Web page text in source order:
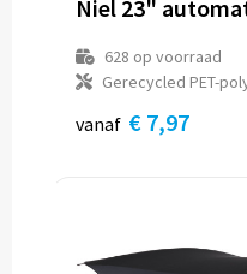
628 op voorraad
Gerecycled PET-
vanaf € 7,97